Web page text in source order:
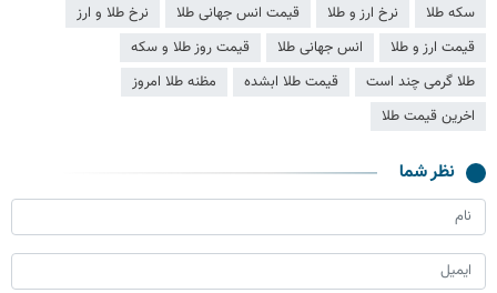
سکه طلا
نرخ ارز و طلا قیمت انس جهانی طلا
نرخ طلا و ارز
قیمت ارز و طلا
انس جهانی طلا
قیمت روز طلا و سکه
طلا گرمی چند است
قیمت طلا ابشده
مظنه طلا امروز
اخرین قیمت طلا
نظر شما